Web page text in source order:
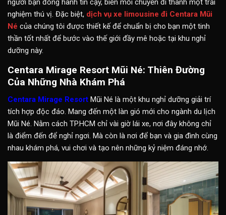
người bạn đồng hành tin cậy, biến mỗi chuyến đi thành một trải
nghiệm thú vị. Đặc biệt, dịch vụ xe limousine đi Centara Mũi
Né của chúng tôi được thiết kế để chuẩn bị cho bạn một tinh
thần tốt nhất để bước vào thế giới đầy mê hoặc tại khu nghỉ
dưỡng này.
Centara Mirage Resort Mũi Né: Thiên Đường
Của Những Nhà Khám Phá
Centara Mirage Resort Mũi Né là một khu nghỉ dưỡng giải trí
tích hợp độc đáo. Mang đến một làn gió mới cho ngành du lịch
Mũi Né. Nằm cách TP.HCM chỉ vài giờ lái xe, nơi đây không chỉ
là điểm đến để nghỉ ngơi. Mà còn là nơi để bạn và gia đình cùng
nhau khám phá, vui chơi và tạo nên những kỷ niệm đáng nhớ.